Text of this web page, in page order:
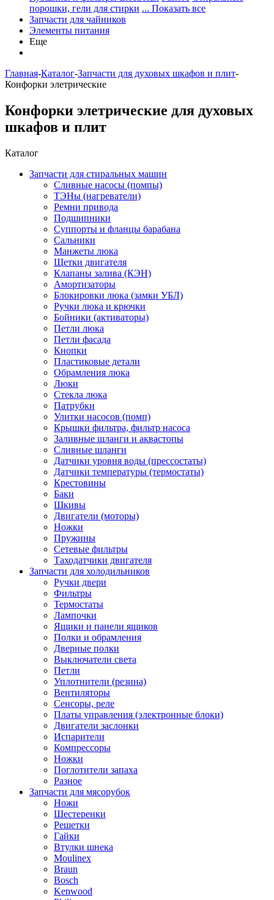
порошки, гели для стирки ... Показать все
Запчасти для чайников
Элементы питания
Еще
Главная-Каталог-Запчасти для духовых шкафов и плит-
Конфорки элетрические
Конфорки элетрические для духовых
шкафов и плит
Каталог
Запчасти для стиральных машин
Сливные насосы (помпы)
ТЭНы (нагреватели)
Ремни привода
Подшипники
Суппорты и фланцы барабана
Сальники
Манжеты люка
Щетки двигателя
Клапаны залива (КЭН)
Амортизаторы
Блокировки люка (замки УБЛ)
Ручки люка и крючки
Бойники (активаторы)
Петли люка
Петли фасада
Кнопки
Пластиковые детали
Обрамления люка
Люки
Стекла люка
Патрубки
Улитки насосов (помп)
Крышки фильтра, фильтр насоса
Заливные шланги и аквастопы
Сливные шланги
Датчики уровня воды (прессостаты)
Датчики температуры (термостаты)
Крестовины
Баки
Шкивы
Двигатели (моторы)
Ножки
Пружины
Сетевые фильтры
Таходатчики двигателя
Запчасти для холодильников
Ручки двери
Фильтры
Термостаты
Лампочки
Ящики и панели ящиков
Полки и обрамления
Дверные полки
Выключатели света
Петли
Уплотнители (резина)
Вентиляторы
Сенсоры, реле
Платы управления (электронные блоки)
Двигатели заслонки
Испарители
Компрессоры
Ножки
Поглотители запаха
Разное
Запчасти для мясорубок
Ножи
Шестеренки
Решетки
Гайки
Втулки шнека
Moulinex
Braun
Bosch
Kenwood